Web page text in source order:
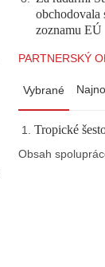
obchodovala
zoznamu EÚ
PARTNERSKÝ
Vybrané
Tropické
Obsah